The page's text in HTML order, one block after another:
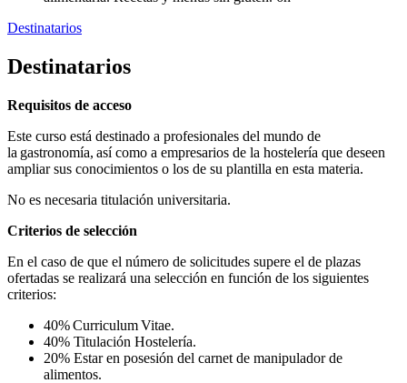
Destinatarios
Destinatarios
Requisitos de acceso
Este curso está destinado a profesionales del mundo de
la gastronomía, así como a empresarios de la hostelería que deseen
ampliar sus conocimientos o los de su plantilla en esta materia.
No es necesaria titulación universitaria.
Criterios de selección
En el caso de que el número de solicitudes supere el de plazas
ofertadas se realizará una selección en función de los siguientes
criterios:
40% Curriculum Vitae.
40% Titulación Hostelería.
20% Estar en posesión del carnet de manipulador de
alimentos.